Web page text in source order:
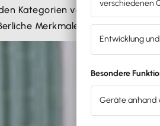
Kategorien von
Daten mit
Merkmale (Haarfarbe,